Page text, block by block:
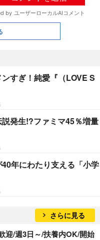
すぎ！純愛『（LOVE S
発生!?ファミマ45％増量
年にわたり支える「小学
さらに見る
迎/週3日～/扶養内OK/開始